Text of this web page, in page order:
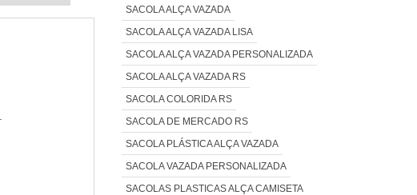
SACOLA ALÇA VAZADA
SACOLA ALÇA VAZADA LISA
SACOLA ALÇA VAZADA PERSONALIZADA
SACOLA ALÇA VAZADA RS
SACOLA COLORIDA RS
SACOLA DE MERCADO RS
SACOLA PLÁSTICA ALÇA VAZADA
SACOLA VAZADA PERSONALIZADA
SACOLAS PLASTICAS ALÇA CAMISETA